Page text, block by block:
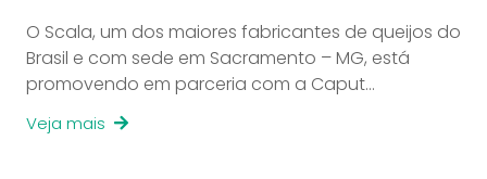
O Scala, um dos maiores fabricantes de queijos do
Brasil e com sede em Sacramento – MG, está
promovendo em parceria com a Caput…
Veja mais